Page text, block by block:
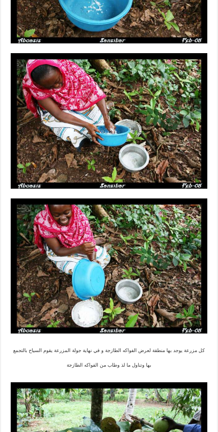
كل مزرعة يوجد بها منطقة لعرض الفواكه الطازجة و في نهاية جولة المزرعة يقوم السياح بالتجمع
بها وتناول ما لذ وطاب من الفواكه الطازجة